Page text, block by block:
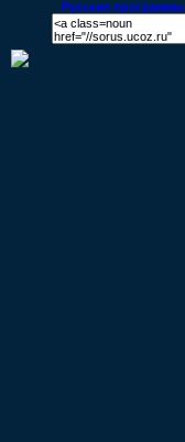
Русские программы